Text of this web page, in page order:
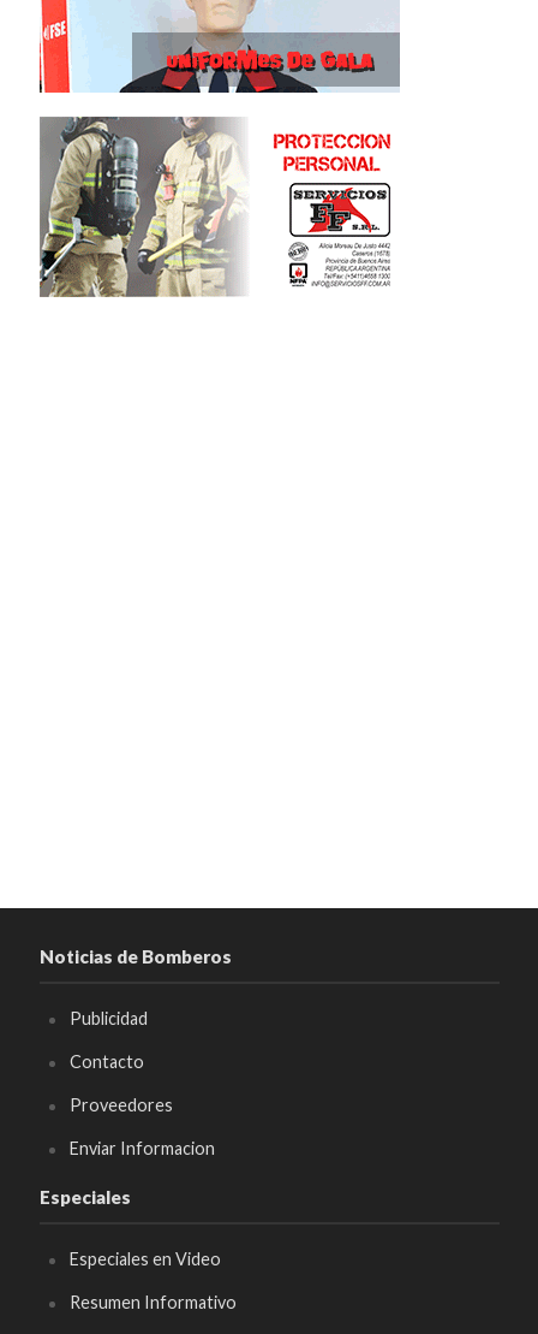
Noticias de Bomberos
Publicidad
Contacto
Proveedores
Enviar Informacion
Especiales
Especiales en Video
Resumen Informativo